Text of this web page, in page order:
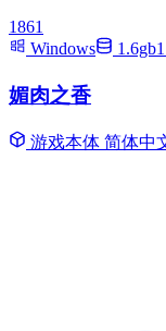
1861
Windows
1.6gb
媚肉之香
游戏本体 简体中